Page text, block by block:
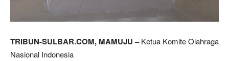
TRIBUN-SULBAR.COM, MAMUJU –Ketua Komite Olahraga
Nasional Indonesia